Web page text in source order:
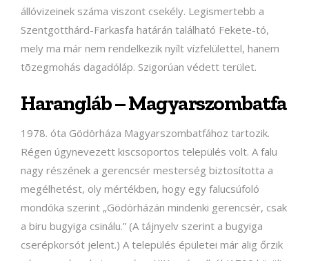
állóvizeinek száma viszont csekély. Legismertebb a
Szentgotthárd-Farkasfa határán található Fekete-tó,
mely ma már nem rendelkezik nyílt vízfelülettel, hanem
tõzegmohás dagadóláp. Szigorúan védett terület.
Harangláb – Magyarszombatfa
1978. óta Gödörháza Magyarszombatfához tartozik.
Régen úgynevezett kiscsoportos település volt. A falu
nagy részének a gerencsér mesterség biztosította a
megélhetést, oly mértékben, hogy egy falucsúfoló
mondóka szerint „Gödörházán mindenki gerencsér, csak
a biru bugyiga csinálu.” (A tájnyelv szerint a bugyiga
cserépkorsót jelent.) A település épületei már alig őrzik